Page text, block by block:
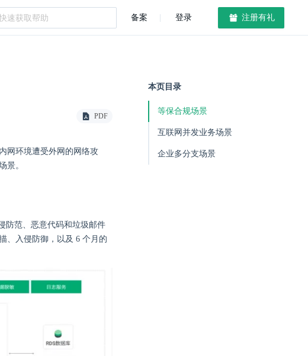
备案 登录 注册有礼
PDF
网环境遭受外网的网络攻
景。
防范、恶意代码和垃圾邮件
、入侵防御，以及 6 个月的
本页目录
等保合规场景
互联网并发业务场景
企业多分支场景